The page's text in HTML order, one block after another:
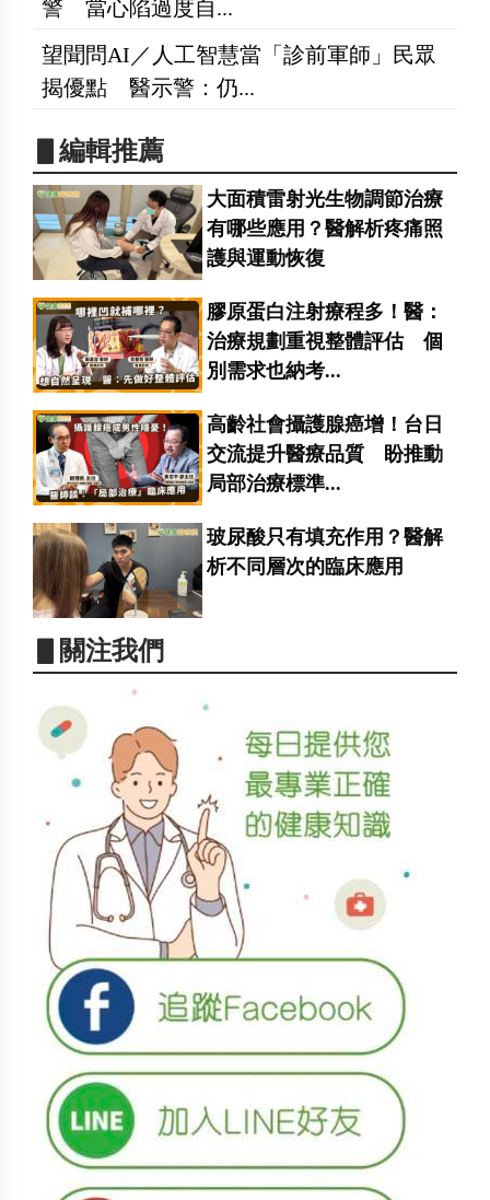
警 當心陷過度自...
望聞問AI／人工智慧當「診前軍師」民眾
揭優點 醫示警：仍...
▋編輯推薦
大面積雷射光生物調節治療
有哪些應用？醫解析疼痛照
護與運動恢復
膠原蛋白注射療程多！醫：
治療規劃重視整體評估 個
別需求也納考...
高齡社會攝護腺癌增！台日
交流提升醫療品質 盼推動
局部治療標準...
玻尿酸只有填充作用？醫解
析不同層次的臨床應用
▋關注我們